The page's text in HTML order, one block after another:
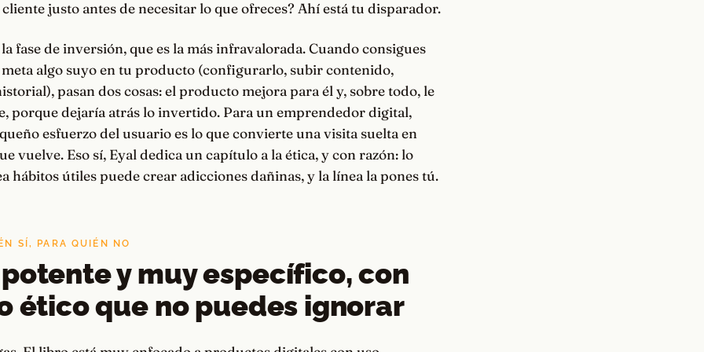
justo antes de necesitar lo que ofreces? Ahí está tu disparador.
fase de inversión, que es la más infravalorada. Cuando consigues
algo suyo en tu producto (configurarlo, subir contenido,
pasan dos cosas: el producto mejora para él y, sobre todo, le
porque dejaría atrás lo invertido. Para un emprendedor digital,
esfuerzo del usuario es lo que convierte una visita suelta en
vuelve. Eso sí, Eyal dedica un capítulo a la ética, y con razón: lo
hábitos útiles puede crear adicciones dañinas, y la línea la pones tú.
SÍ, PARA QUIÉN NO
y muy específico, con
ético que no puedes ignorar